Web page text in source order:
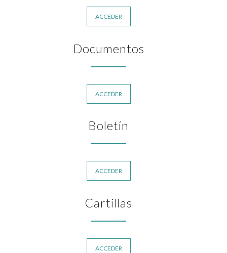
ACCEDER
Documentos
ACCEDER
Boletín
ACCEDER
Cartillas
ACCEDER